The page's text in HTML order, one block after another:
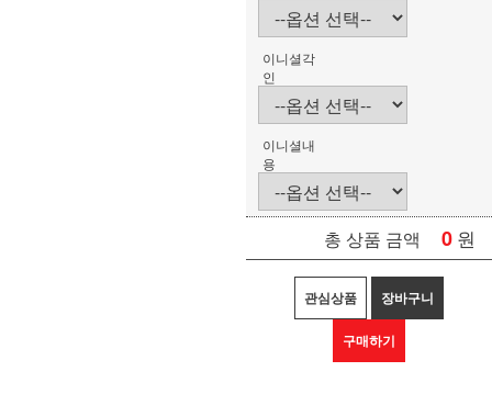
이니셜각
인
이니셜내
용
총 상품 금액 0 원
관심상품 장바구니
구매하기